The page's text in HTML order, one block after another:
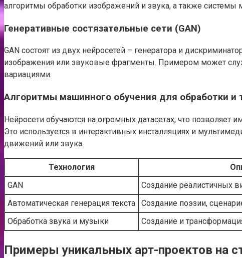
алгоритмы обработки изображений и звука, а также системы
Генеративные состязательные сети (GAN)
GAN состоят из двух нейросетей – генератора и
изображения или звуковые фрагменты. Примером может
вариациями.
Алгоритмы машинного обучения для обработки и
Нейросети обучаются на огромных датасетах, что
Это используется в интерактивных инсталляциях и
движений или звука.
Технология
GAN
Создание реалистичных
Автоматическая генерация текста
Создание поэзии,
Обработка звука и музыки
Создание и
Примеры уникальных арт-проектов на